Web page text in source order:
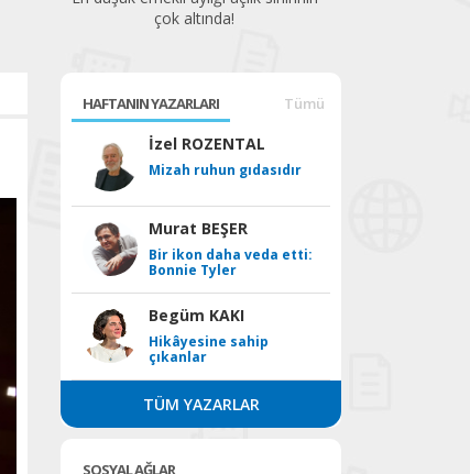
HAFTANIN YAZARLARI Tümü
İzel ROZENTAL
Mizah ruhun gıdasıdır
Murat BEŞER
Bir ikon daha veda etti:
Bonnie Tyler
Begüm KAKI
Hikâyesine sahip
çıkanlar
TÜM YAZARLAR
SOSYAL AĞLAR